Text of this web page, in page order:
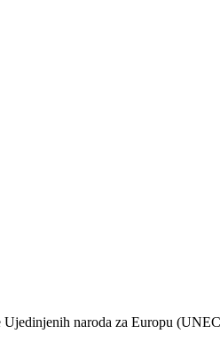
naroda za Europu